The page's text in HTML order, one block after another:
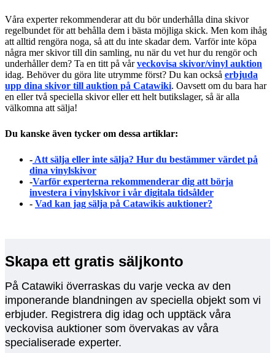
Våra experter rekommenderar att du bör underhålla dina skivor
regelbundet för att behålla dem i bästa möjliga skick. Men kom ihåg
att alltid rengöra noga, så att du inte skadar dem. Varför inte köpa
några mer skivor till din samling, nu när du vet hur du rengör och
underhåller dem? Ta en titt på vårveckovisa skivor/vinyl auktion
idag. Behöver du göra lite utrymme först? Du kan också erbjuda
upp dina skivor till auktion på Catawiki. Oavsett om du bara har
en eller två speciella skivor eller ett helt butikslager, så är alla
välkomna att sälja!
Du kanske även tycker om dessa artiklar:
- Att sälja eller inte sälja? Hur du bestämmer värdet på
dina vinylskivor
-Varför experterna rekommenderar dig att börja
investera i vinylskivor i vår digitala tidsålder
- Vad kan jag sälja på Catawikis auktioner?
Skapa ett gratis säljkonto
På Catawiki överraskas du varje vecka av den
imponerande blandningen av speciella objekt som vi
erbjuder. Registrera dig idag och upptäck våra
veckovisa auktioner som övervakas av våra
specialiserade experter.